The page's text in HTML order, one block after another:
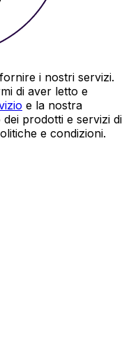
i nostri servizi.
di aver letto e
e la nostra
dei prodotti e servizi di
e condizioni.